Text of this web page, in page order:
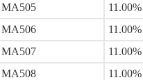
MA505 11.00%
MA506 11.00%
MA507 11.00%
MA508 11.00%